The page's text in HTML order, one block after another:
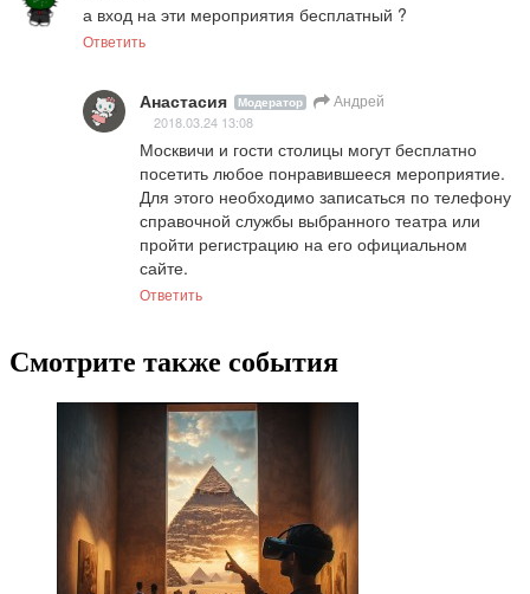
а вход на эти мероприятия бесплатный ?
Ответить
Анастасия Модератор Андрей
2018.03.24 13:08
Москвичи и гости столицы могут бесплатно
посетить любое понравившееся мероприятие.
Для этого необходимо записаться по телефону
справочной службы выбранного театра или
пройти регистрацию на его официальном
сайте.
Ответить
Смотрите также события